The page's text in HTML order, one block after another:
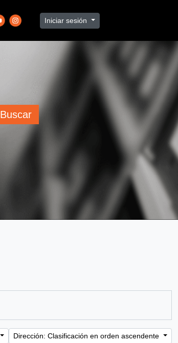
Iniciar sesión
Buscar
Dirección: Clasificación en orden ascendente